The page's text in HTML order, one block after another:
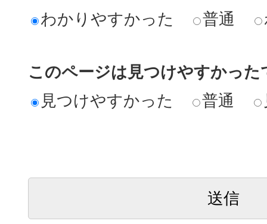
わかりやすかった
普通
このページは見つけやすかった
見つけやすかった
普通